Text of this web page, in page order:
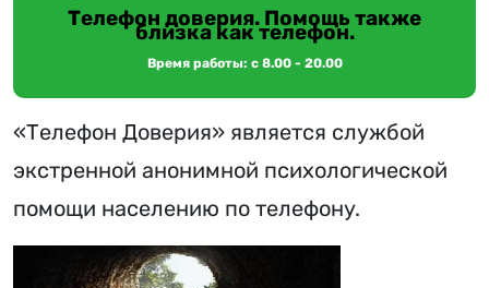
Телефон доверия. Помощь также
близка как телефон.
Время работы: с 8.00 - 20.00
«Телефон Доверия» является службой
экстренной анонимной психологической
помощи населению по телефону.